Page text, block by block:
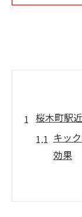
桜木町駅
キッ
効果
初心